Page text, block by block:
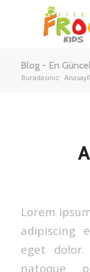
Blog - En
Buradasınız:
Lorem
adipiscing
eget dolor.
natoque